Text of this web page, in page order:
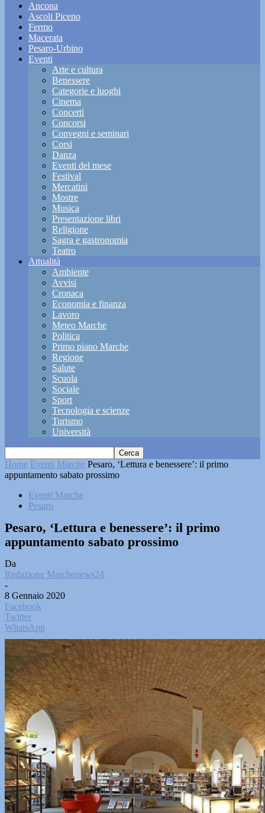
Ancona
Ascoli Piceno
Fermo
Macerata
Pesaro-Urbino
Eventi
Arte e cultura
Benessere
Categorie e luoghi
Cinema
Concerti
Concorsi
Convegni e seminari
Corsi
Danza
Eventi del mese
Festival
Mercatini
Mostre
Musica
Presentazione libri
Religione
Sagra e gastronomia
Teatro
Attualità
Ambiente
Avvisi
Cronaca
Economia e finanza
Lavoro
Meteo Marche
Politica
Primo piano Marche
Regione
Salute
Scuola
Sociale
Sport
Tecnologia e scienze
Turismo
Università
Home Eventi Marche Pesaro, ‘Lettura e benessere’: il primo
appuntamento sabato prossimo
Eventi Marche
Pesaro
Pesaro, ‘Lettura e benessere’: il primo
appuntamento sabato prossimo
Da
Redazione Marchenews24
-
8 Gennaio 2020
Facebook
Twitter
WhatsApp